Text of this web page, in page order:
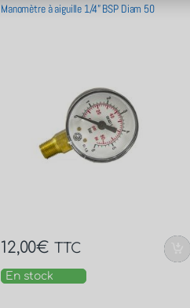
Manomètre à aiguille 1/4” BSP Diam 50
12,00€ TTC
En stock